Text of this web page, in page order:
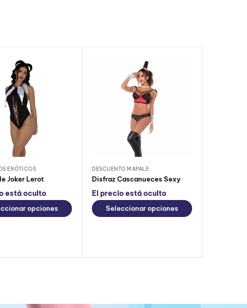
ERÓTICOS
Joker Lerot
está oculto
opciones
DESCUENTO MAPALE
Disfraz Cascanueces Sexy
El precio está oculto
Seleccionar opciones